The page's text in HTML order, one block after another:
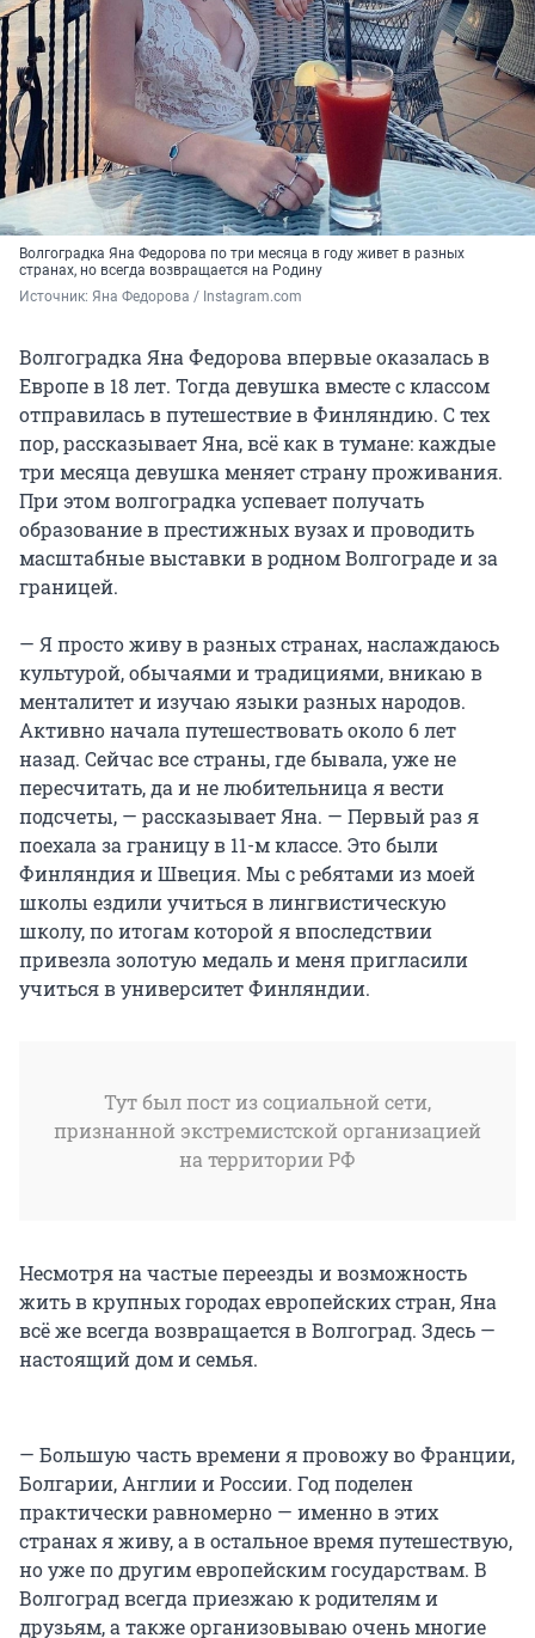
Волгоградка Яна Федорова по три месяца в году живет в разных
странах, но всегда возвращается на Родину
Источник: Яна Федорова / Instagram.com
Волгоградка Яна Федорова впервые оказалась в
Европе в 18 лет. Тогда девушка вместе с классом
отправилась в путешествие в Финляндию. С тех
пор, рассказывает Яна, всё как в тумане: каждые
три месяца девушка меняет страну проживания.
При этом волгоградка успевает получать
образование в престижных вузах и проводить
масштабные выставки в родном Волгограде и за
границей.
— Я просто живу в разных странах, наслаждаюсь
культурой, обычаями и традициями, вникаю в
менталитет и изучаю языки разных народов.
Активно начала путешествовать около 6 лет
назад. Сейчас все страны, где бывала, уже не
пересчитать, да и не любительница я вести
подсчеты, — рассказывает Яна. — Первый раз я
поехала за границу в 11-м классе. Это были
Финляндия и Швеция. Мы с ребятами из моей
школы ездили учиться в лингвистическую
школу, по итогам которой я впоследствии
привезла золотую медаль и меня пригласили
учиться в университет Финляндии.
Тут был пост из социальной сети,
признанной экстремистской организацией
на территории РФ
Несмотря на частые переезды и возможность
жить в крупных городах европейских стран, Яна
всё же всегда возвращается в Волгоград. Здесь —
настоящий дом и семья.
— Большую часть времени я провожу во Франции,
Болгарии, Англии и России. Год поделен
практически равномерно — именно в этих
странах я живу, а в остальное время путешествую,
но уже по другим европейским государствам. В
Волгоград всегда приезжаю к родителям и
друзьям, а также организовываю очень многие